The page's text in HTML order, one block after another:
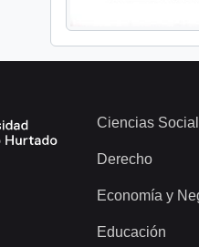
Ciencias
Derecho
Economía y
Educación